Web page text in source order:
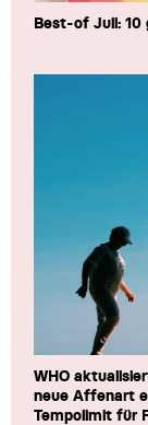
Best-of Juli: 10
WHO
neue Affenart
Tempolimit für